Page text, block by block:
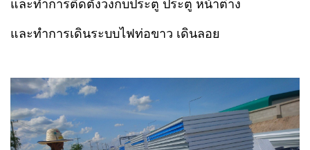
และทำการติดตั้งวงกบประตู ประตู หน้าต่าง
และทำการเดินระบบไฟท่อขาว เดินลอย